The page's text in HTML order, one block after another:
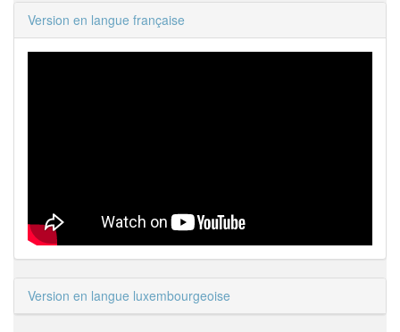
Version en langue française
Version en langue luxembourgeoise